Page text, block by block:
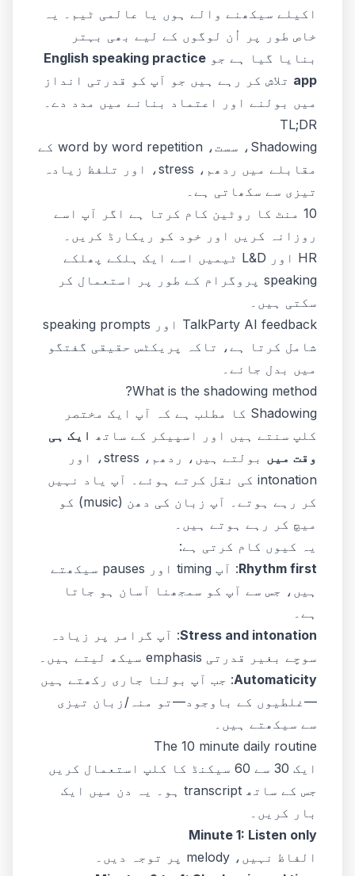
اکیلے سیکھنے والے ہوں یا عالمی ٹیم۔ یہ
خاص طور پر اُن لوگوں کے لیے بھی بہتر
بنایا گیا ہے جو English speaking practice
app تلاش کر رہے ہیں جو آپ کو قدرتی انداز
میں بولنے اور اعتماد بنانے میں مدد دے۔
TL;DR
Shadowing، سست، word by word repetition کے
مقابلے میں ردھم، stress، اور تلفظ زیادہ
تیزی سے سکھاتی ہے۔
10 منٹ کا روٹین کام کرتا ہے اگر آپ اسے
روزانہ کریں اور خود کو ریکارڈ کریں۔
HR اور L&D ٹیمیں اسے ایک ہلکے پھلکے
speaking پروگرام کے طور پر استعمال کر
سکتی ہیں۔
TalkParty AI feedback اور speaking prompts
شامل کرتا ہے، تاکہ پریکٹس حقیقی گفتگو
میں بدل جائے۔
What is the shadowing method?
Shadowing کا مطلب ہے کہ آپ ایک مختصر
کلپ سنتے ہیں اور اسپیکر کے ساتھ ایک ہی
وقت میں
بولتے ہیں، ردھم، stress، اور
intonation کی نقل کرتے ہوئے۔ آپ یاد نہیں
کر رہے ہوتے۔ آپ زبان کی دھن (music) کو
میچ کر رہے ہوتے ہیں۔
یہ کیوں کام کرتی ہے:
Rhythm first
: آپ timing اور pauses سیکھتے
ہیں، جس سے آپ کو سمجھنا آسان ہو جاتا
ہے۔
Stress and intonation: آپ گرامر پر زیادہ
سوچے بغیر قدرتی emphasis سیکھ لیتے ہیں۔
Automaticity: جب آپ بولنا جاری رکھتے ہیں
—غلطیوں کے باوجود—تو منہ/زبان تیزی
سے سیکھتے ہیں۔
The 10 minute daily routine
ایک 30 سے 60 سیکنڈ کا کلپ استعمال کریں
جس کے ساتھ transcript ہو۔ یہ دن میں ایک
بار کریں۔
Minute 1: Listen only
الفاظ نہیں، melody پر توجہ دیں۔